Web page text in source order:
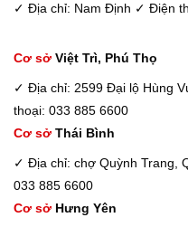
✓ Địa chỉ: Nam Định ✓ Điện
Cơ sở Việt Trì, Phú Thọ
✓ Địa chỉ: 2599 Đại lộ Hùng
thoại: 033 885 6600
Cơ sở Thái Bình
✓ Địa chỉ: chợ Quỳnh Trang,
033 885 6600
Cơ sở Hưng Yên